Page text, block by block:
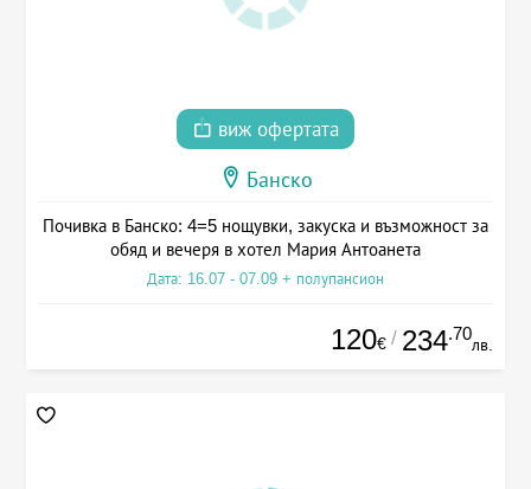
виж офертата
Банско
Почивка в Банско: 4=5 нощувки, закуска и възможност за
обяд и вечеря в хотел Мария Антоанета
Дата: 16.07 - 07.09 + полупансион
120€ / 234.70
лв.